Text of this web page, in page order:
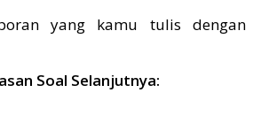
yang kamu tulis dengan
Soal Selanjutnya: